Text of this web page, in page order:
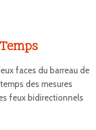
faces du barreau de
des mesures
feux bidirectionnels